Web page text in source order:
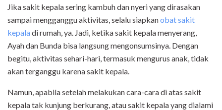
Jika sakit kepala sering kambuh dan nyeri yang dirasakan
sampai mengganggu aktivitas, selalu siapkanobat sakit
kepaladi rumah, ya. Jadi, ketika sakit kepala menyerang,
Ayah dan Bunda bisa langsung mengonsumsinya. Dengan
begitu, aktivitas sehari-hari, termasuk mengurus anak, tidak
akan terganggu karena sakit kepala.
Namun, apabila setelah melakukan cara-cara di atas sakit
kepala tak kunjung berkurang, atau sakit kepala yang dialami